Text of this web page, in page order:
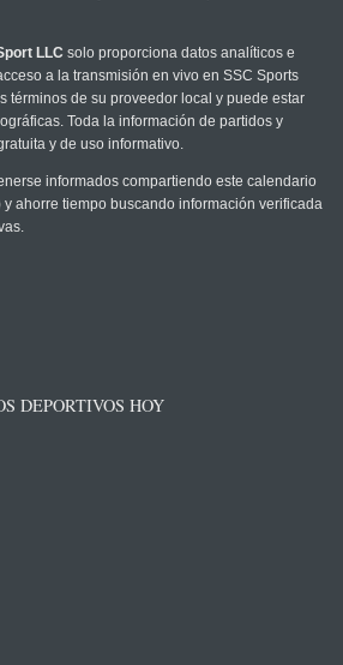
LLC solo proporciona datos analíticos e
a la transmisión en vivo en SSC Sports
términos de su proveedor local y puede estar
Toda la información de partidos y
y de uso informativo.
informados compartiendo este calendario
y ahorre tiempo buscando información verificada
DEPORTIVOS HOY